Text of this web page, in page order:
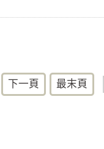
下一頁 最末頁